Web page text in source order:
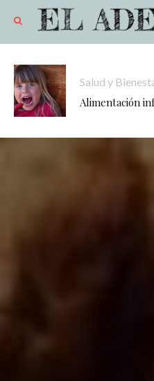
Salud y
Alimentación